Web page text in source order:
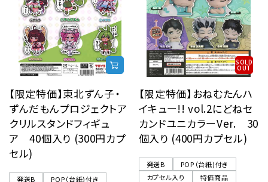
【限定特価】東北ずん子・
ずんだもんプロジェクトア
クリルスタンドフィギュ
ア 40個入り (300円カプ
セル)
発送B
POP（台紙)付き
SOLD
OUT
【限定特価】おねむたんハ
イキュー!! vol.2にどねセ
カンドユニカラーVer. 30
個入り (400円カプセル)
発送B
POP（台紙)付き
カプセル入り
特価商品